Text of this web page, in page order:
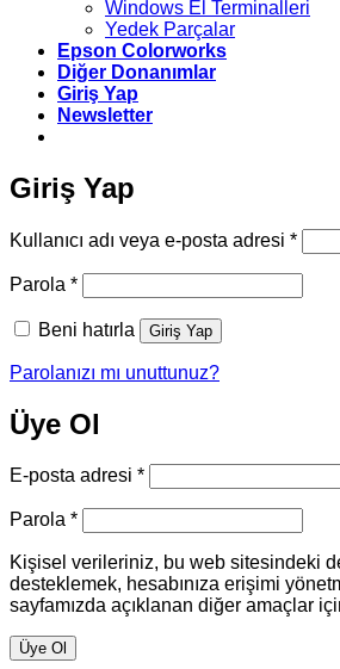
Windows El Terminalleri
Yedek Parçalar
Epson Colorworks
Diğer Donanımlar
Giriş Yap
Newsletter
Giriş Yap
Kullanıcı adı veya e-posta adresi *
Parola *Gerekli
Beni hatırla Giriş Yap
Parolanızı mı unuttunuz?
Üye Ol
E-posta adresi *Gerekli
Parola *Gerekli
Kişisel verileriniz, bu web sitesindeki
desteklemek, hesabınıza erişimi
sayfamızda açıklanan diğer amaçlar
Üye Ol